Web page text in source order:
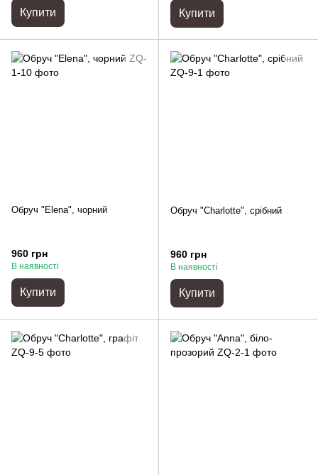
Купити Купити
Обруч "Elena", чорний
960 грн
В наявності
Купити
Обруч "Charlotte", срібний
960 грн
В наявності
Купити